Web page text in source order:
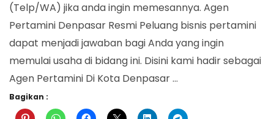
(Telp/WA) jika anda ingin memesannya. Agen
Pertamini Denpasar Resmi Peluang bisnis pertamini
dapat menjadi jawaban bagi Anda yang ingin
memulai usaha di bidang ini. Disini kami hadir sebagai
Agen Pertamini Di Kota Denpasar …
Bagikan :